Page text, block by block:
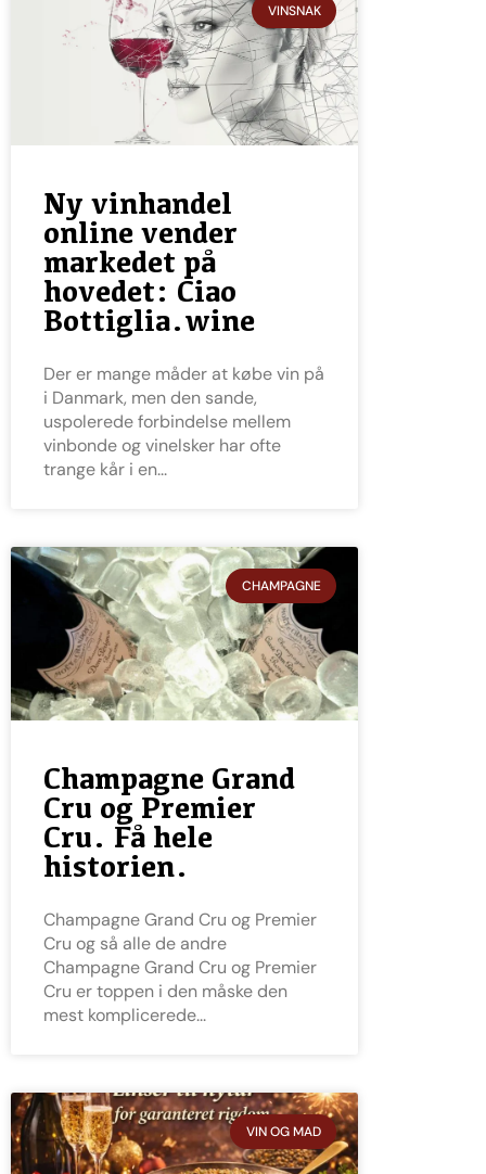
VINSNAK
Ny vinhandel
online vender
markedet på
hovedet: Ciao
Bottiglia.wine
Der er mange måder at købe vin på
i Danmark, men den sande,
uspolerede forbindelse mellem
vinbonde og vinelsker har ofte
trange kår i en
CHAMPAGNE
Champagne Grand
Cru og Premier
Cru. Få hele
historien.
Champagne Grand Cru og Premier
Cru og så alle de andre
Champagne Grand Cru og Premier
Cru er toppen i den måske den
mest komplicerede
VIN OG MAD